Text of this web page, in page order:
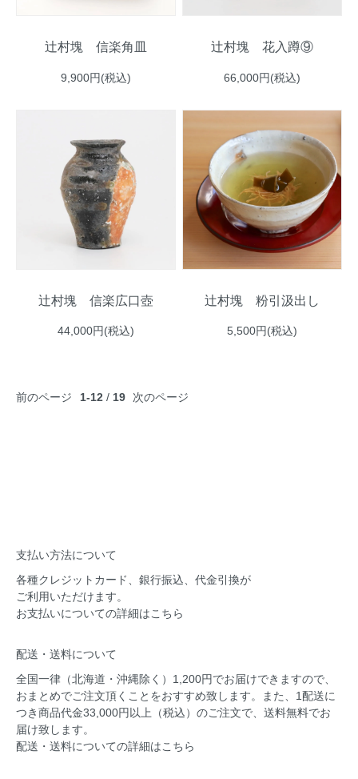
辻村塊 信楽角皿
9,900円(税込)
辻村塊 花入蹲⑨
66,000円(税込)
辻村塊 信楽広口壺
44,000円(税込)
辻村塊 粉引汲出し
5,500円(税込)
前のページ 1-12 / 19 次のページ
支払い方法について
各種クレジットカード、銀行振込、代金引換が
ご利用いただけます。
お支払いについての詳細はこちら
配送・送料について
全国一律（北海道・沖縄除く）1,200円でお届けできますので、
おまとめでご注文頂くことをおすすめ致します。また、1配送に
つき商品代金33,000円以上（税込）のご注文で、送料無料でお
届け致します。
配送・送料についての詳細はこちら